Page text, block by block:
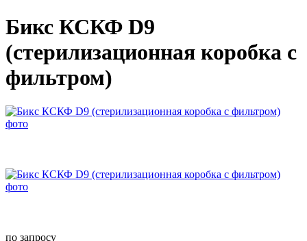
Бикс КСКФ D9
(стерилизационная коробка с
фильтром)
по запросу